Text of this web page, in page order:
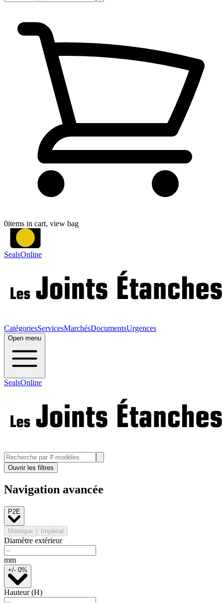
0items in cart, view bag
SealsOnline
CatégoriesServicesMarchésDocumentsUrgences
Open menu
SealsOnline
Ouvrir les filtres
Navigation avancée
P2E
Métrique Impérial
Diamètre extérieur
mm
+/- 0%
Hauteur (H)